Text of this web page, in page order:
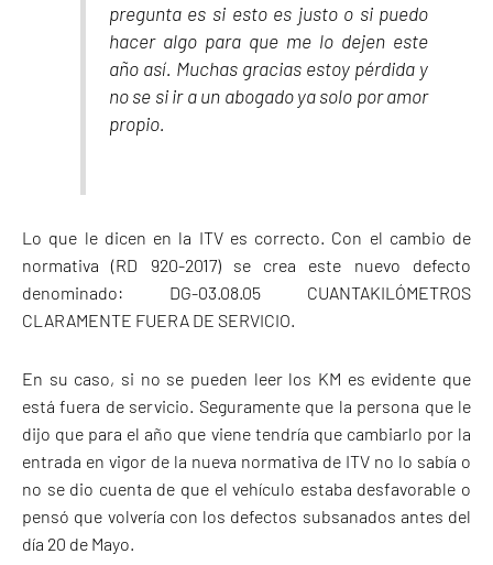
pregunta es si esto es justo o si puedo
hacer algo para que me lo dejen este
año así. Muchas gracias estoy pérdida y
no se si ir a un abogado ya solo por amor
propio.
Lo que le dicen en la ITV es correcto. Con el cambio de
normativa (RD 920-2017) se crea este nuevo defecto
denominado: DG-03.08.05 CUANTAKILÓMETROS
CLARAMENTE FUERA DE SERVICIO.
En su caso, si no se pueden leer los KM es evidente que
está fuera de servicio. Seguramente que la persona que le
dijo que para el año que viene tendría que cambiarlo por la
entrada en vigor de la nueva normativa de ITV no lo sabía o
no se dio cuenta de que el vehículo estaba desfavorable o
pensó que volvería con los defectos subsanados antes del
día 20 de Mayo.